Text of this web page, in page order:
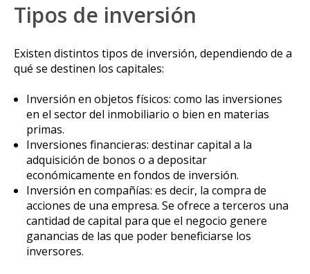
Tipos de inversión
Existen distintos tipos de inversión, dependiendo de a
qué se destinen los capitales:
Inversión en objetos físicos: como las inversiones
en el sector del inmobiliario o bien en materias
primas.
Inversiones financieras: destinar capital a la
adquisición de bonos o a depositar
económicamente en fondos de inversión.
Inversión en compañías: es decir, la compra de
acciones de una empresa. Se ofrece a terceros una
cantidad de capital para que el negocio genere
ganancias de las que poder beneficiarse los
inversores.